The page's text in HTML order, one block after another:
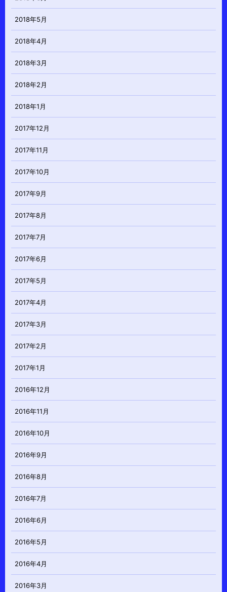
2018年5月
2018年4月
2018年3月
2018年2月
2018年1月
2017年12月
2017年11月
2017年10月
2017年9月
2017年8月
2017年7月
2017年6月
2017年5月
2017年4月
2017年3月
2017年2月
2017年1月
2016年12月
2016年11月
2016年10月
2016年9月
2016年8月
2016年7月
2016年6月
2016年5月
2016年4月
2016年3月